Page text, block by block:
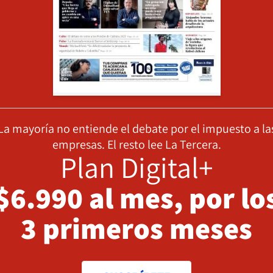
mayoría no entiende el debate por el impuesto a
empresas. El resto lee La Tercera.
Plan Digital+
al mes, por
3 primeros meses